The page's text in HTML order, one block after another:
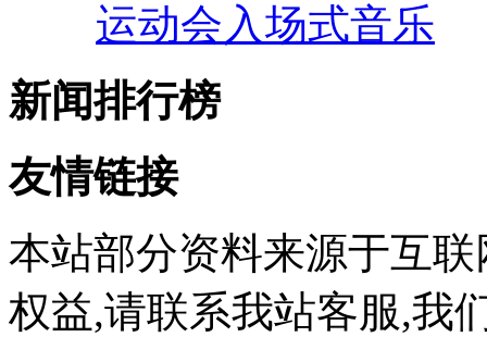
运动会入场式音乐
新闻排行榜
友情链接
本站部分资料来源于互
权益,请联系我站客服,我